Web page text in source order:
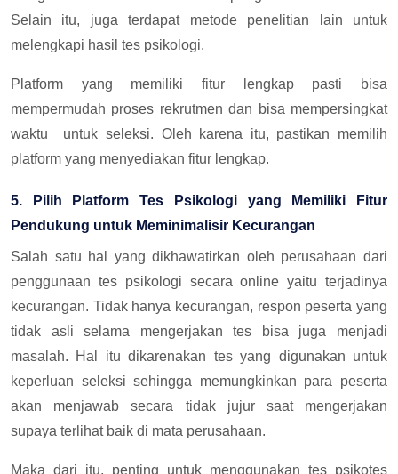
Selain itu, juga terdapat metode penelitian lain untuk
melengkapi hasil tes psikologi.
Platform yang memiliki fitur lengkap pasti bisa
mempermudah proses rekrutmen dan bisa mempersingkat
waktu untuk seleksi. Oleh karena itu, pastikan memilih
platform yang menyediakan fitur lengkap.
5. Pilih Platform Tes Psikologi yang Memiliki Fitur
Pendukung untuk Meminimalisir Kecurangan
Salah satu hal yang dikhawatirkan oleh perusahaan dari
penggunaan tes psikologi secara online yaitu terjadinya
kecurangan. Tidak hanya kecurangan, respon peserta yang
tidak asli selama mengerjakan tes bisa juga menjadi
masalah. Hal itu dikarenakan tes yang digunakan untuk
keperluan seleksi sehingga memungkinkan para peserta
akan menjawab secara tidak jujur saat mengerjakan
supaya terlihat baik di mata perusahaan.
Maka dari itu, penting untuk menggunakan tes psikotes